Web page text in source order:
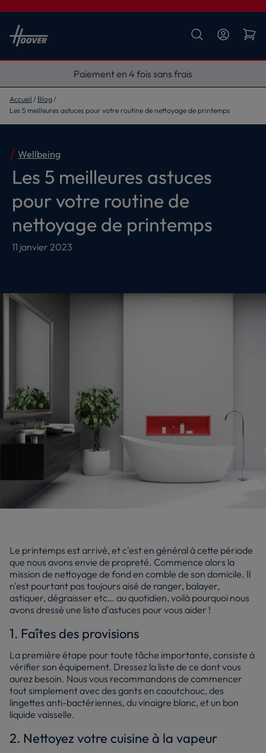
Livraison gratuite
Accueil
Blog
Les 5 meilleures astuces pour votre routine de nettoyage de printemps
Wellbeing
Les 5 meilleures astuces
pour votre routine de
nettoyage de printemps
11 janvier 2023
Le printemps est arrivé, et c'est en général à cette période
que nous avons envie de propreté. Commence alors la
mission de nettoyage de fond en comble de son domicile. Il
n'est pourtant pas toujours aisé de ranger, balayer,
astiquer, dégraisser etc… au quotidien, voilà pourquoi nous
avons dressé une liste d'astuces pour vous aider !
1. Faîtes des provisions
La première étape pour toute tâche importante, consiste à
vérifier son équipement. Dressez la liste de ce dont vous
aurez besoin. Nous vous recommandons de commencer
tout simplement avec des gants en caoutchouc, des
lingettes anti-bactériennes, du vinaigre blanc, et un bon
liquide vaisselle.
2. Nettoyez votre cuisine à la vapeur